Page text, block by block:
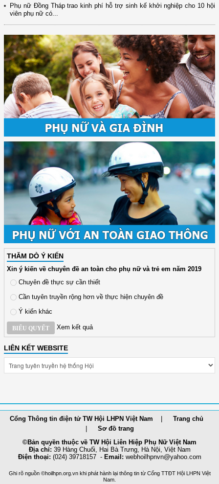
Phụ nữ Đồng Tháp trao kinh phí hỗ trợ sinh kế khởi nghiệp cho 10 hội
viên phụ nữ có...
THĂM DÒ Ý KIẾN
Xin ý kiến về chuyên đề an toàn cho phụ nữ và trẻ em năm 2019
Chuyên đề thực sự cần thiết
Cần tuyên truyền rộng hơn về thực hiện chuyên đề
Ý kiến khác
BIỂU QUYẾT Xem kết quả
LIÊN KẾT WEBSITE
Cổng Thông tin điện tử TW Hội LHPN Việt Nam
Trang chủ
Sơ đồ trang
©Bản quyền thuộc về TW Hội Liên Hiệp Phụ Nữ Việt Nam
Địa chỉ: 39 Hàng Chuối, Hai Bà Trưng, Hà Nội, Việt Nam
Điện thoại: (024) 39718157 - Email: webhoilhpnvn@yahoo.com
Ghi rõ nguồn ©hoilhpn.org.vn khi phát hành lại thông tin từ Cổng TTÐT Hội LHPN Việt
Nam.